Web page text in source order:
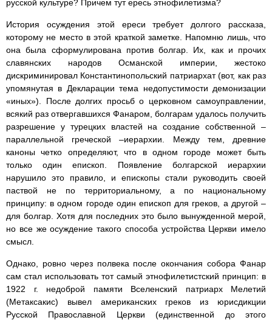
русской культуре? Причем тут ересь этнофилетизма?
История осуждения этой ереси требует долгого рассказа,
которому не место в этой краткой заметке. Напомню лишь, что
она была сформулирована против болгар. Их, как и прочих
славянских народов Османской империи, жестоко
дискриминировал Константинопольский патриархат (вот, как раз
упомянутая в Декларации тема недопустимости демонизации
«иных»). После долгих просьб о церковном самоуправлении,
всякий раз отвергавшихся Фанаром, болгарам удалось получить
разрешение у турецких властей на создание собственной –
параллельной греческой –иерархии. Между тем, древние
каноны четко определяют, что в одном городе может быть
только один епископ. Появление болгарской иерархии
нарушило это правило, и епископы стали руководить своей
паствой не по территориальному, а по национальному
принципу: в одном городе один епископ для греков, а другой –
для болгар. Хотя для последних это было вынужденной мерой,
но все же осуждение такого способа устройства Церкви имело
смысл.
Однако, ровно через полвека после окончания собора Фанар
сам стал использовать тот самый этнофилетистский принцип: в
1922 г. недоброй памяти Вселенский патриарх Мелетий
(Метаксакис) вывел американских греков из юрисдикции
Русской Православной Церкви (единственной до этого